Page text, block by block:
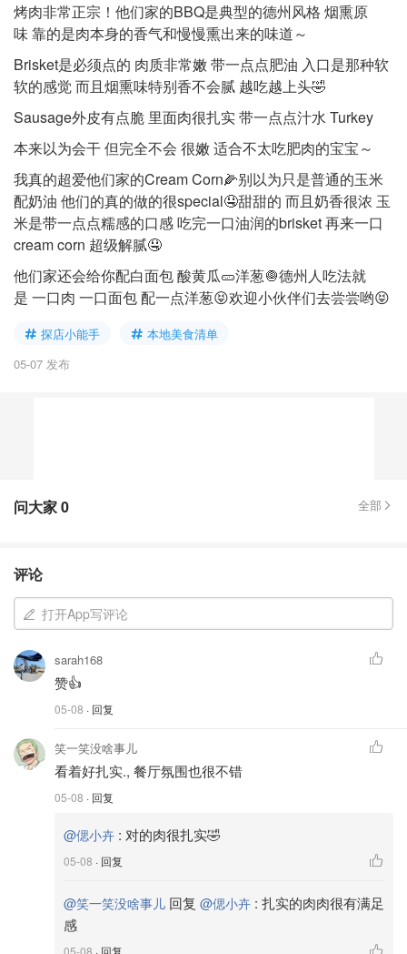
烤肉非常正宗！他们家的BBQ是典型的德州风格 烟熏原
味 靠的是肉本身的香气和慢慢熏出来的味道～
Brisket是必须点的 肉质非常嫩 带一点点肥油 入口是那种软
软的感觉 而且烟熏味特别香不会腻 越吃越上头🤣
Sausage外皮有点脆 里面肉很扎实 带一点点汁水 Turkey
本来以为会干 但完全不会 很嫩 适合不太吃肥肉的宝宝～
我真的超爱他们家的Cream Corn🌽别以为只是普通的玉米
配奶油 他们的真的做的很special🤤甜甜的 而且奶香很浓 玉
米是带一点点糯感的口感 吃完一口油润的brisket 再来一口
cream corn 超级解腻🤤
他们家还会给你配白面包 酸黄瓜🥒洋葱🧅德州人吃法就
是 一口肉 一口面包 配一点洋葱😝欢迎小伙伴们去尝尝哟😝
探店小能手
本地美食清单
05-07 发布
问大家0 全部
评论
打开App写评论
sarah168
赞👍
05-08 · 回复
笑一笑没啥事儿
看着好扎实., 餐厅氛围也很不错
05-08 · 回复
@偲小卉 : 对的肉很扎实🤣
05-08 · 回复
@笑一笑没啥事儿 回复 @偲小卉 : 扎实的肉肉很有满足
感
05-08 · 回复